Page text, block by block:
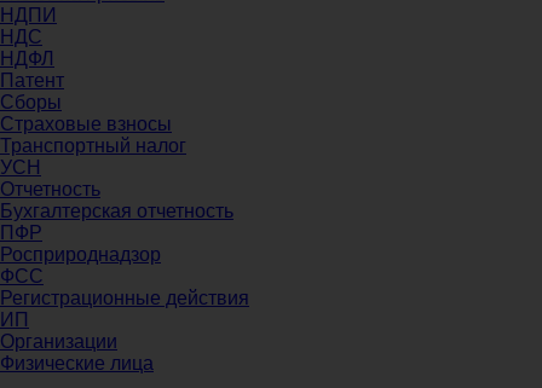
НДПИ
НДС
НДФЛ
Патент
Сборы
Страховые взносы
Транспортный налог
УСН
Отчетность
Бухгалтерская отчетность
ПФР
Росприроднадзор
ФСС
Регистрационные действия
ИП
Организации
Физические лица